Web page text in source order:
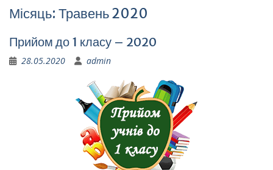
Місяць: Травень 2020
Прийом до 1 класу – 2020
28.05.2020 admin